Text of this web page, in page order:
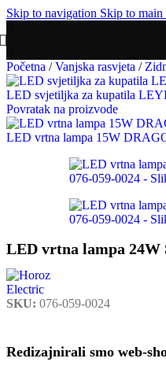
Skip to navigation Skip to main
Početna / Vanjska rasvjeta /
LED svjetiljka za kupatila
Povratak na proizvode
LED vrtna lampa 15W
LED vrtna lampa 24W
SKU: 076-059-0024
Redizajnirali smo web-